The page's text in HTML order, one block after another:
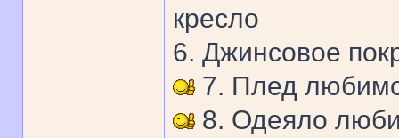
кресло
6. Джинсовое
7. Плед
8. Одеяло